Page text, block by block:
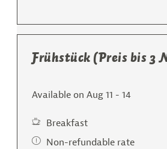
Frühstück (Preis bis 3
Available on Aug 11 - 14
Breakfast
Non-refundable rate